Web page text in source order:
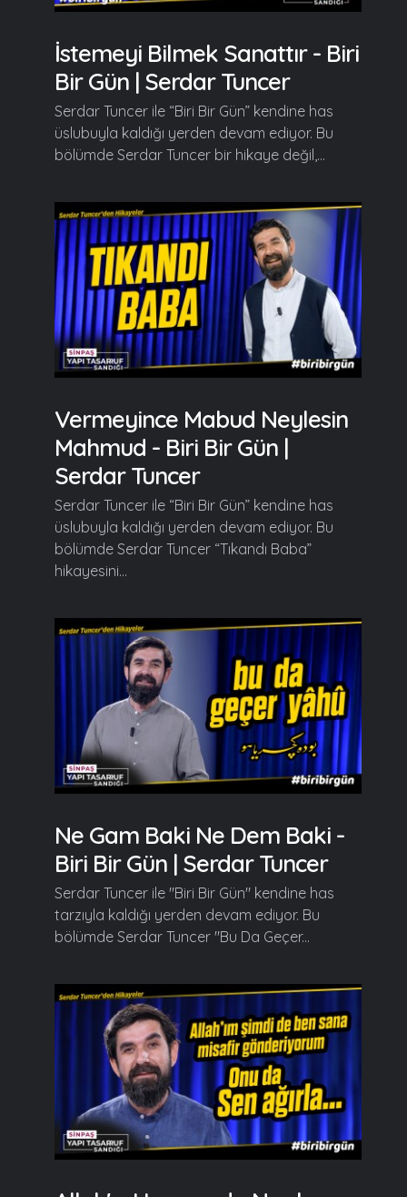
İstemeyi Bilmek Sanattır - Biri
Bir Gün | Serdar Tuncer
Serdar Tuncer ile “Biri Bir Gün” kendine has
üslubuyla kaldığı yerden devam ediyor. Bu
bölümde Serdar Tuncer bir hikaye değil,...
Vermeyince Mabud Neylesin
Mahmud - Biri Bir Gün |
Serdar Tuncer
Serdar Tuncer ile “Biri Bir Gün” kendine has
üslubuyla kaldığı yerden devam ediyor. Bu
bölümde Serdar Tuncer “Tıkandı Baba”
hikayesini...
Ne Gam Baki Ne Dem Baki -
Biri Bir Gün | Serdar Tuncer
Serdar Tuncer ile "Biri Bir Gün" kendine has
tarzıyla kaldığı yerden devam ediyor. Bu
bölümde Serdar Tuncer "Bu Da Geçer...